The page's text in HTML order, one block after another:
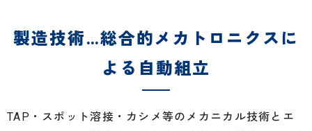
製造技術…総合的メカトロニクスに
よる自動組立
TAP・スポット溶接・カシメ等のメカニカル技術とエ